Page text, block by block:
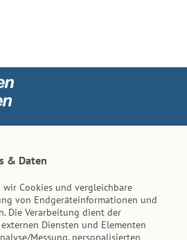
& Daten
Cookies und vergleichbare
von Endgeräteinformationen und
Die Verarbeitung dient der
Diensten und Elementen
Messung, personalisierten